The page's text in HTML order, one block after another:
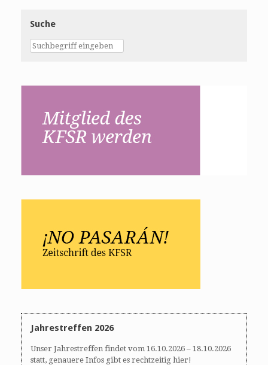
Suche
Jahrestreffen 2026
Unser Jahrestreffen findet vom 16.10.2026 – 18.10.2026
statt, genauere Infos gibt es rechtzeitig hier!